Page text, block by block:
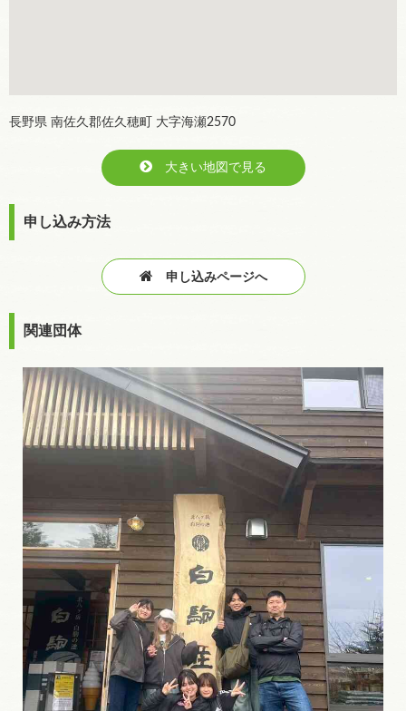
長野県 南佐久郡佐久穂町 大字海瀬2570
大きい地図で見る
申し込み方法
申し込みページへ
関連団体